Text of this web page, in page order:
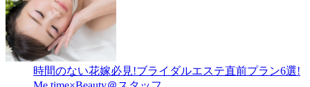
時間のない花嫁必見!ブライダルエステ直前プラン6選!